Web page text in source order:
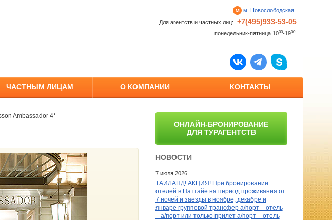
м. Новослободская
Для агентств и частных лиц:
+7(495)933-53-05
понедельник-пятница 1000-1900
ЧАСТНЫМ ЛИЦАМ О КОМПАНИИ КОНТАКТЫ
Ambassador 4*
ОНЛАЙН-БРОНИРОВАНИЕ
ДЛЯ ТУРАГЕНТСТВ
НОВОСТИ
7 июля 2026
ТАИЛАНД! АКЦИЯ! При бронировании
отелей в Паттайе на период проживания от
7 ночей и заезды в ноябре, декабре и
январе групповой трансфер а/порт – отель
– а/порт или только прилет а/порт – отель